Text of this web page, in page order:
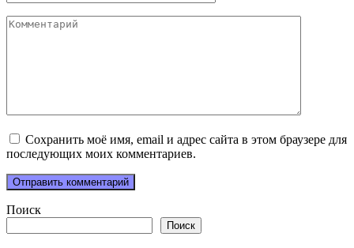
Комментарий
Сохранить моё имя, email и адрес сайта в этом браузере для
последующих моих комментариев.
Поиск
Поиск